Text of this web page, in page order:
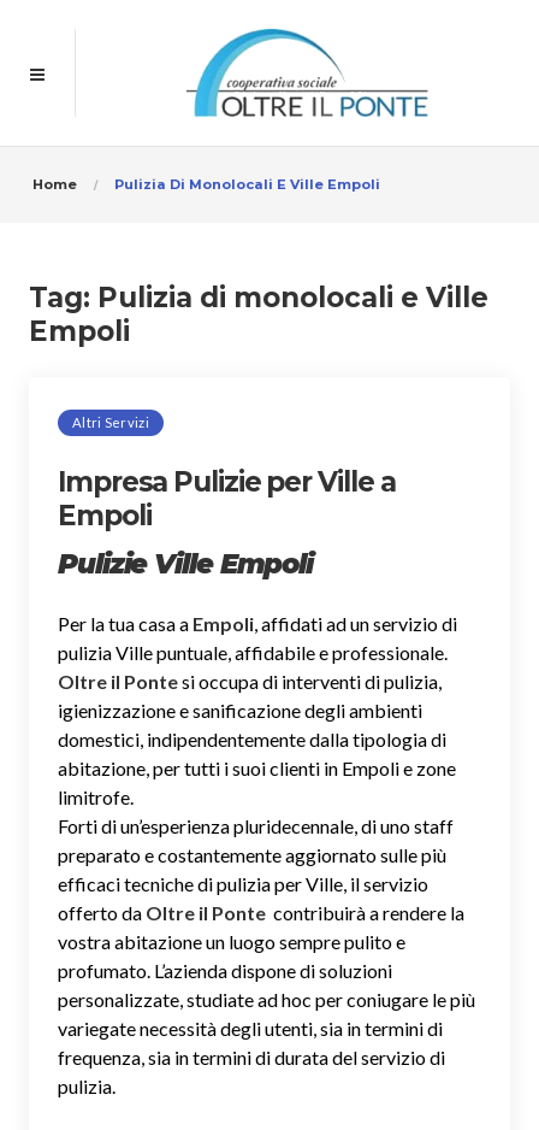
Home Pulizia Di Monolocali E Ville Empoli
Tag: Pulizia di monolocali e Ville
Empoli
Altri Servizi
Impresa Pulizie per Ville a
Empoli
Pulizie Ville Empoli
Per la tua casa a Empoli, affidati ad un servizio di
pulizia Ville puntuale, affidabile e professionale.
Oltre il Pontesi occupa di interventi di pulizia,
igienizzazione e sanificazione degli ambienti
domestici, indipendentemente dalla tipologia di
abitazione, per tutti i suoi clienti in Empoli e zone
limitrofe.
Forti di un’esperienza pluridecennale, di uno staff
preparato e costantemente aggiornato sulle più
efficaci tecniche di pulizia per Ville, il servizio
offerto da Oltre il Ponte contribuirà a rendere la
vostra abitazione un luogo sempre pulito e
profumato. L’azienda dispone di soluzioni
personalizzate, studiate ad hoc per coniugare le più
variegate necessità degli utenti, sia in termini di
frequenza, sia in termini di durata del servizio di
pulizia.